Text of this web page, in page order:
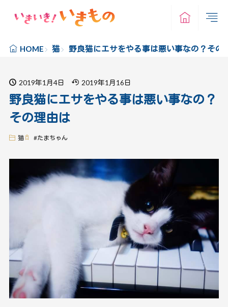
HOME 猫 野良猫にエサをやる事は悪い事なの？その
2019年1月4日 2019年1月16日
野良猫にエサをやる事は悪い事なの？
その理由は
猫 #たまちゃん